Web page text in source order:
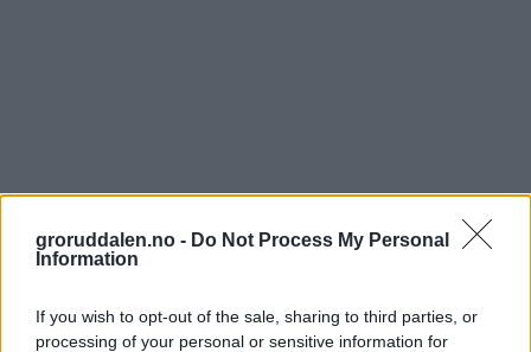
groruddalen.no - Do Not Process My Personal
Information
If you wish to opt-out of the sale, sharing to third parties, or
processing of your personal or sensitive information for